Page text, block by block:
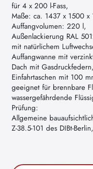
für 4 x 200 l-Fass,
Maße: ca. 1437 x 1500
Auffangvolumen: 220 l,
Außenlackierung RAL
mit natürlichem
Auffangwanne mit
Dach mit
Einfahrtaschen mit 100
geeignet für brennbare
wassergefährdende
Prüfung:
Allgemeine
Z-38.5-101 des DIBt-